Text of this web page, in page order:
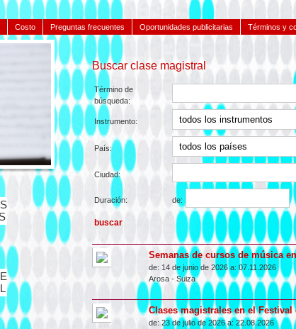
Términos y
Oportunidades publicitarias
Preguntas frecuentes
Costo
Buscar clase magistral
Término de
búsqueda:
Instrumento:
País:
Ciudad:
Duración: de:
Semanas de cursos de música
de: 14 de junio de 2026 a: 07.11.2026
Arosa- Suiza
Clases magistrales en el
de:23 de julio de 2026 a: 22.08.2026